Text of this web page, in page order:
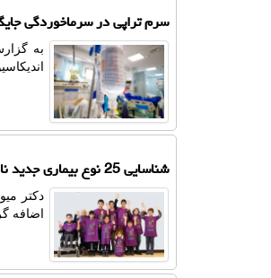
سرم تراپی در سرماخوردگی
به
شناسایی 25 نوع بیماری جدید نادر به علاوه اسامی
اضافه گردید و به